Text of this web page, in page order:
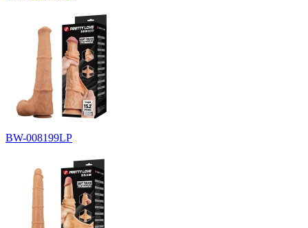
BW-008199LP